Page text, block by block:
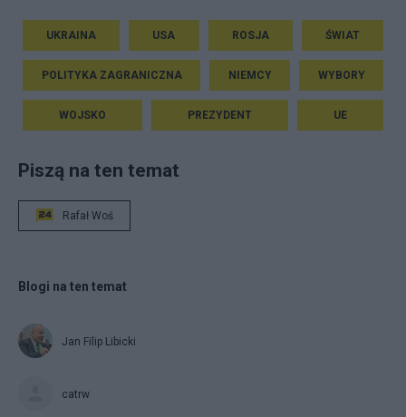
UKRAINA USA ROSJA ŚWIAT
POLITYKA ZAGRANICZNA NIEMCY WYBORY
WOJSKO PREZYDENT UE
Piszą na ten temat
Rafał Woś
Blogi na ten temat
Jan Filip Libicki
catrw